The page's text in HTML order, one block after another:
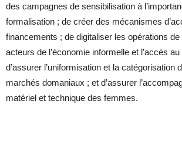
des campagnes de sensibilisation à
formalisation ; de créer des mécanismes
financements ; de digitaliser les opérations
acteurs de l’économie informelle et l’accès
d’assurer l’uniformisation et la catégorisation
marchés domaniaux ; et d’assurer
matériel et technique des femmes.